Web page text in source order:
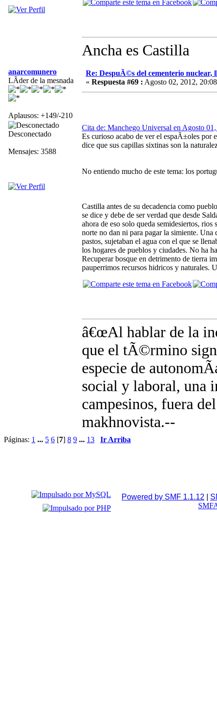
Ancha es Castilla
anarcomunero
LÃ­der de la mesnada
Aplausos: +149/-210
Desconectado
Mensajes: 3588
Re: DespuÃ©s del cementerio nuclear,
« Respuesta #69 : Agosto 02, 2012,
Cita de: Manchego Universal en Agosto
Es curioso acabo de ver el espaÃ±oles por
dice que sus capillas sixtinas son la
No entiendo mucho de este tema: los
Castilla antes de su decadencia como
se dice y debe de ser verdad que desde
ahora de eso solo queda semidesiertos,
norte no dan ni para pagar la simiente.
pastos, sujetaban el agua con el que se
los hogares de pueblos y ciudades. No ha
Recuperar bosque en detrimento de tierra
pauperrimos recursos hidricos y naturales.
â€œAl hablar de la
que el tÃ©rmino
especie de
social y laboral, una
campesinos, fuera
makhnovista.--
Páginas: 1 ... 5 6 [7] 8 9 ... 13 Ir Arriba
Powered by SMF 1.1.12